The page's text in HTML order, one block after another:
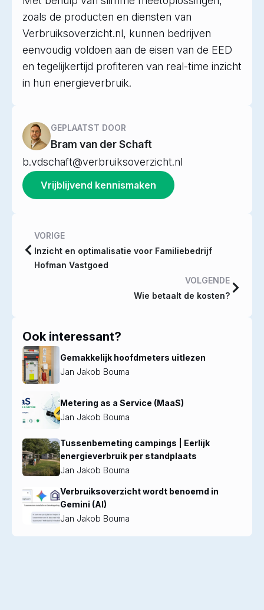
zoals de producten en diensten van
Verbruiksoverzicht.nl, kunnen bedrijven
eenvoudig voldoen aan de eisen van de EED
en tegelijkertijd profiteren van real-time inzicht
in hun energieverbruik.
GEPLAATST DOOR
Bram van der Schaft
b.vdschaft@verbruiksoverzicht.nl
Vrijblijvend kennismaken
VORIGE
Inzicht en optimalisatie voor Familiebedrijf
Hofman Vastgoed
VOLGENDE
Wie betaalt de kosten?
Ook interessant?
Gemakkelijk hoofdmeters uitlezen
Jan Jakob Bouma
Metering as a Service (MaaS)
Jan Jakob Bouma
Tussenbemeting campings | Eerlijk
energieverbruik per standplaats
Jan Jakob Bouma
Verbruiksoverzicht wordt benoemd in
Gemini (AI)
Jan Jakob Bouma